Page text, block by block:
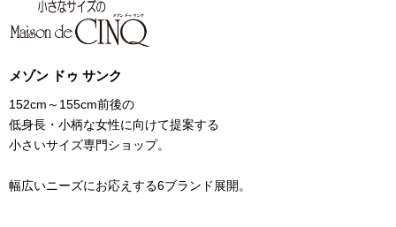
メゾン ドゥ サンク
152cm～155cm前後の
低身長・小柄な女性に向けて提案する
小さいサイズ専門ショップ。
幅広いニーズにお応えする6ブランド展開。